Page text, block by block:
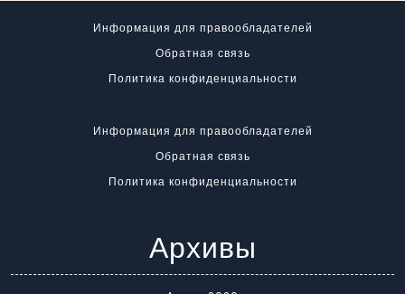
Информация для правообладателей
Обратная связь
Политика конфиденциальности
Информация для правообладателей
Обратная связь
Политика конфиденциальности
Архивы